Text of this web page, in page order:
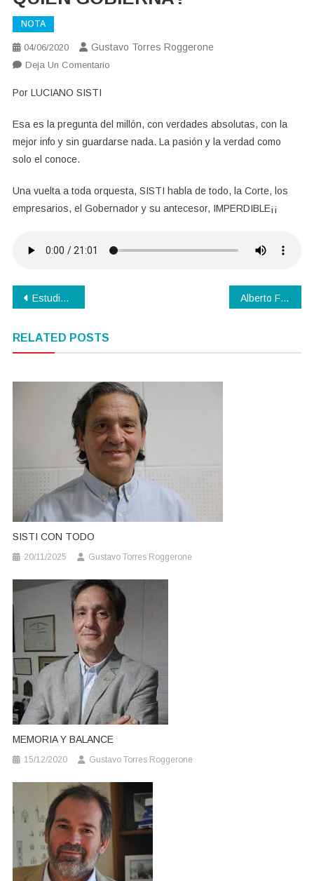
NOTA
04/06/2020 Gustavo Torres Roggerone
Deja Un ComentarioEn
Por LUCIANO SISTI
Esa es la pregunta del millón, con verdades absolutas, con la
mejor info y sin guardarse nada. La pasión y la verdad como
solo el conoce.
Una vuelta a toda orquesta, SISTI habla de todo, la Corte, los
empresarios, el Gobernador y su antecesor, IMPERDIBLE¡¡
Navegación
entradas
Estudio de Opinión Pública GRAN MENDOZA Al­ber­to Fer­nán­dez, el equi­li­bris­ta
RELATED POSTS
SISTI CON TODO
20/11/2025 Gustavo Torres Roggerone
MEMORIA Y BALANCE
15/12/2020 Gustavo Torres Roggerone